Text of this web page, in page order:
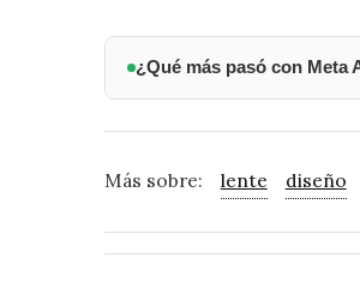
¿Qué más pasó con Meta
Más sobre: lente diseño